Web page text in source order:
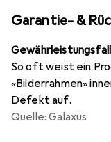
Garantie- &
So oft weist ein
«Bilderrahmen»
Defekt auf.
Quelle: Galaxus